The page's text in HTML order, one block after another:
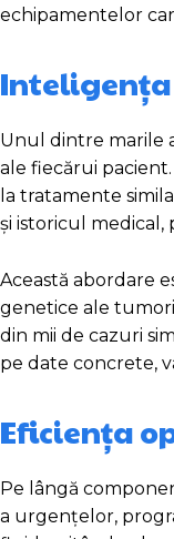
echipamentelor
Unul dintre marile
ale fiecărui
la tratamente
și istoricul
Această abordare
genetice ale
din mii de cazuri
pe date concrete,
Eficiența
Pe lângă
a urgențelor,